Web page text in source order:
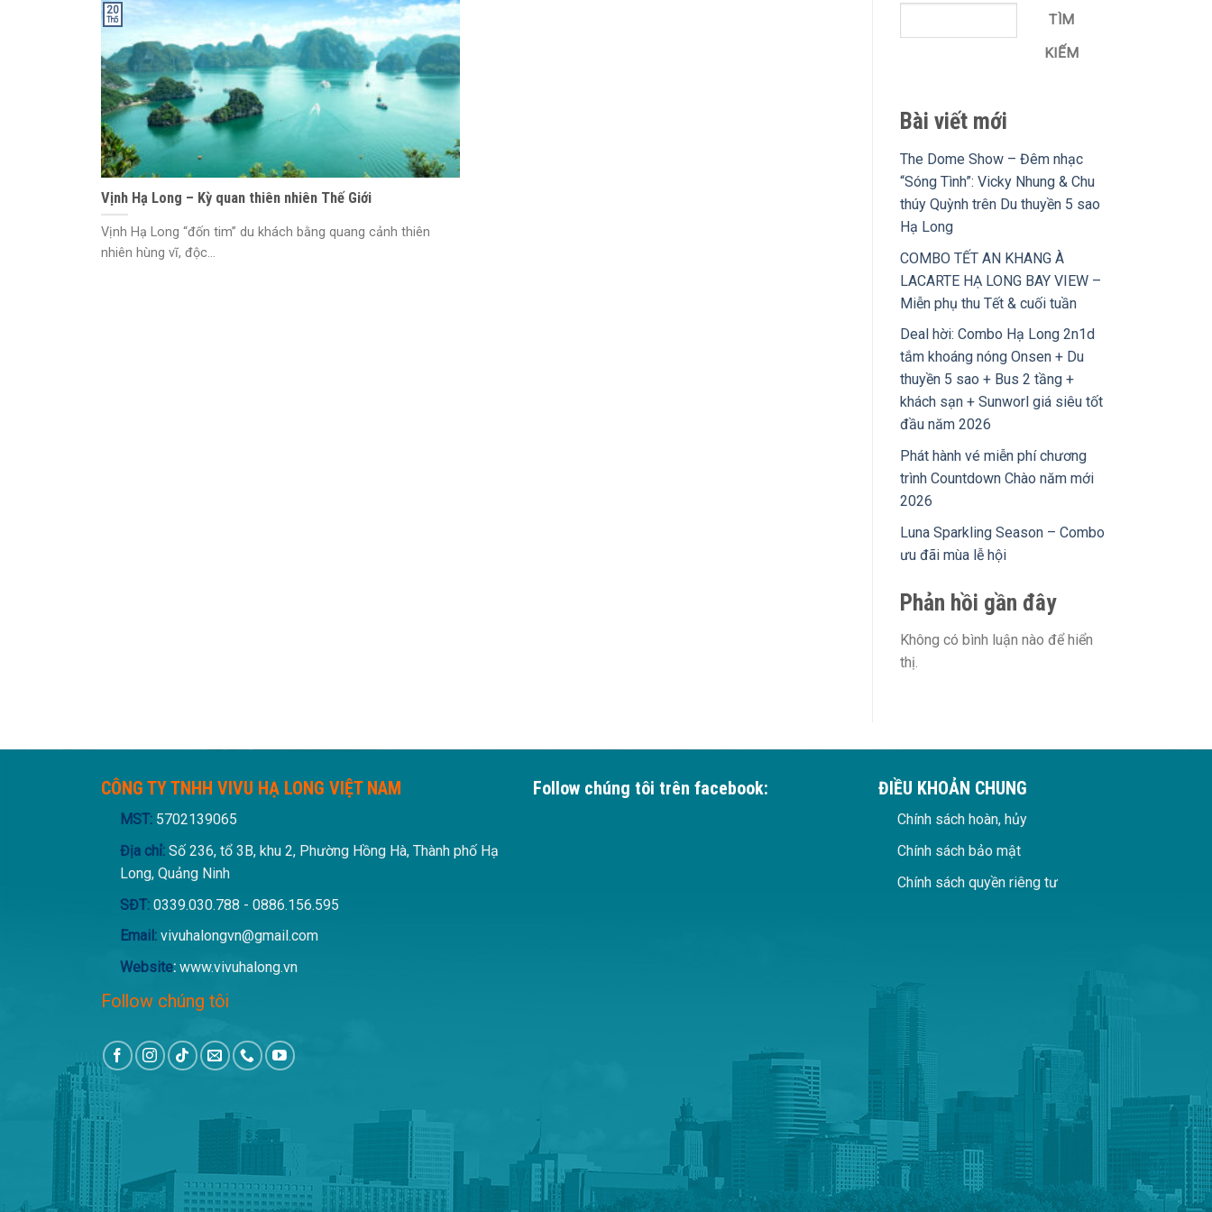
Vịnh Hạ Long – Kỳ quan thiên nhiên Thế Giới
Vịnh Hạ Long “đốn tim” du khách bằng quang cảnh thiên
nhiên hùng vĩ, độc...
20
Th5 TÌM
KIẾM
Bài viết mới
The Dome Show – Đêm nhạc
“Sóng Tình”: Vicky Nhung & Chu
thúy Quỳnh trên Du thuyền 5 sao
Hạ Long
COMBO TẾT AN KHANG À
LACARTE HẠ LONG BAY VIEW –
Miễn phụ thu Tết & cuối tuần
Deal hời: Combo Hạ Long 2n1d
tắm khoáng nóng Onsen + Du
thuyền 5 sao + Bus 2 tầng +
khách sạn + Sunworl giá siêu tốt
đầu năm 2026
Phát hành vé miễn phí chương
trình Countdown Chào năm mới
2026
Luna Sparkling Season – Combo
ưu đãi mùa lễ hội
Phản hồi gần đây
Không có bình luận nào để hiển
thị.
CÔNG TY TNHH VIVU HẠ LONG VIỆT NAM
MST: 5702139065
Địa chỉ:Số 236, tổ 3B, khu 2, Phường Hồng Hà, Thành phố Hạ
Long, Quảng Ninh
SĐT:0339.030.788 - 0886.156.595
Email:vivuhalongvn@gmail.com
Website:www.vivuhalong.vn
Follow chúng tôi
Follow chúng tôi trên facebook: ĐIỀU KHOẢN CHUNG
Chính sách hoàn, hủy
Chính sách bảo mật
Chính sách quyền riêng tư